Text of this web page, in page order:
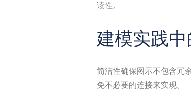
读性。
建模实践
简洁性确保图示不包含冗
免不必要的连接来实现。